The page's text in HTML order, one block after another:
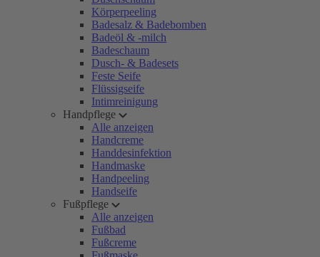
Körperpeeling
Badesalz & Badebomben
Badeöl & -milch
Badeschaum
Dusch- & Badesets
Feste Seife
Flüssigseife
Intimreinigung
Handpflege
Alle anzeigen
Handcreme
Handdesinfektion
Handmaske
Handpeeling
Handseife
Fußpflege
Alle anzeigen
Fußbad
Fußcreme